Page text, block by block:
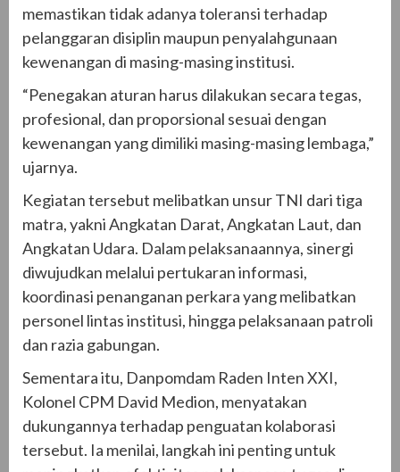
memastikan tidak adanya toleransi terhadap
pelanggaran disiplin maupun penyalahgunaan
kewenangan di masing-masing institusi.
“Penegakan aturan harus dilakukan secara tegas,
profesional, dan proporsional sesuai dengan
kewenangan yang dimiliki masing-masing lembaga,”
ujarnya.
Kegiatan tersebut melibatkan unsur TNI dari tiga
matra, yakni Angkatan Darat, Angkatan Laut, dan
Angkatan Udara. Dalam pelaksanaannya, sinergi
diwujudkan melalui pertukaran informasi,
koordinasi penanganan perkara yang melibatkan
personel lintas institusi, hingga pelaksanaan patroli
dan razia gabungan.
Sementara itu, Danpomdam Raden Inten XXI,
Kolonel CPM David Medion, menyatakan
dukungannya terhadap penguatan kolaborasi
tersebut. Ia menilai, langkah ini penting untuk